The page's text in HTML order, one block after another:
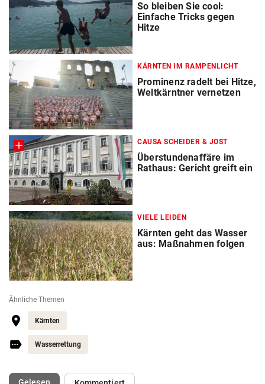
So bleiben Sie cool:
Einfache Tricks gegen
Hitze
KÄRNTEN IM RAMPENLICHT
Prominenz radelt bei Hitze,
Weltkärntner vernetzen
CAUSA SCHEIDER & JOST
Überstundenaffäre im
Rathaus: Gericht greift ein
VIELE LEIDEN
Kärnten geht das Wasser
aus: Maßnahmen folgen
Ähnliche Themen
Kärnten
Wasserrettung
(ausgewählt)